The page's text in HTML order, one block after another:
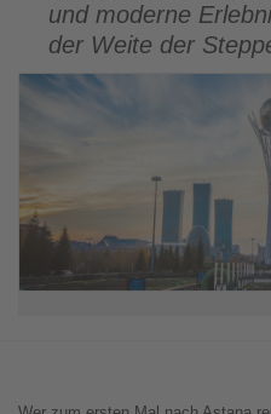
und moderne
der Weite der